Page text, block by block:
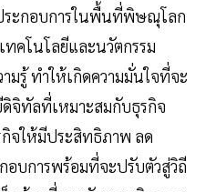
ระกอบการในพื้นที่พิษณุโลก
ทคโนโลยีและนวัตกรรม
รู้ ทำให้เกิดความมั่นใจที่จะ
จิทัลที่เหมาะสมกับธุรกิจ
กิจให้มีประสิทธิภาพ ลด
อบการพร้อมที่จะปรับตัวสู่วิถี